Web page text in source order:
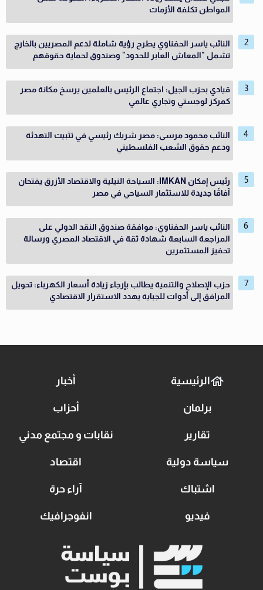
المواطن تكلفة الأزمات
النائب ياسر الحفناوي يطرح رؤية شاملة لدعم المصريين بالخارج
تشمل "المعاش العابر للحدود" وصندوق لحماية حقوقهم
قيادي بحزب الجيل: اجتماع الرئيس بالعلمين يرسخ مكانة مصر
كمركز لوجستي وتجاري عالمي
النائب محمود مرسى: مصر شريك رئيسي في تثبيت التهدئة
ودعم حقوق الشعب الفلسطيني
رئيس إمكان IMKAN: السياحة النيلية والاقتصاد الأزرق يفتحان
آفاقًا جديدة للاستثمار السياحي في مصر
النائب ياسر الحفناوي: موافقة صندوق النقد الدولي على
المراجعة السابعة شهادة ثقة في الاقتصاد المصري ورسالة
تحفيز المستثمرين
حزب الإصلاح والتنمية يطالب بإرجاء زيادة أسعار الكهرباء: تحويل
المرافق إلى أدوات للجباية يهدد الاستقرار الاقتصادي
الرئيسية أخبار
برلمان أحزاب
تقارير نقابات و مجتمع مدني
سياسة دولية اقتصاد
اشتباك آراء حرة
فيديو انفوجرافيك